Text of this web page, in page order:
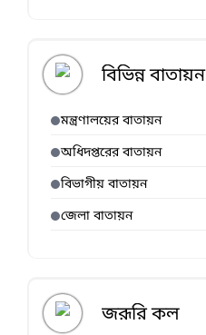
বিভিন্ন বাতায়ন
মন্ত্রণালয়ের বাতায়ন
অধিদপ্তরের বাতায়ন
বিভাগীয় বাতায়ন
জেলা বাতায়ন
জরূরি কল